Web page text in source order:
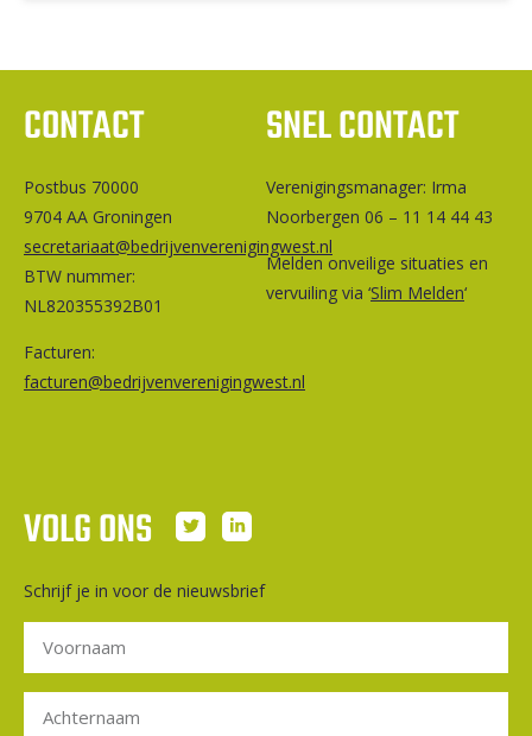
CONTACT
Postbus 70000
9704 AA Groningen
secretariaat@bedrijvenverenigingwest.nl
BTW nummer:
NL820355392B01
Facturen:
facturen@bedrijvenverenigingwest.nl
SNEL CONTACT
Ver­e­ni­gings­ma­na­ger: Irma
Noorbergen 06 – 11 14 44 43
Melden onveilige situaties en
vervuiling via ‘Slim Melden‘
VOLG ONS
Schrijf je in voor de nieuwsbrief